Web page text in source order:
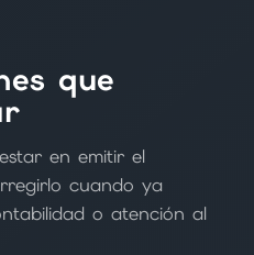
que
en emitir el
cuando ya
o atención al